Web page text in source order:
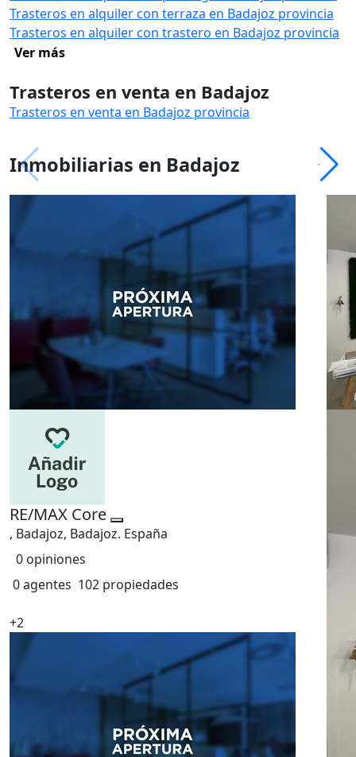
Trasteros en alquiler con terraza en Badajoz provincia
Trasteros en alquiler con trastero en Badajoz provincia
Ver más
Trasteros en venta en Badajoz
Trasteros en venta en Badajoz provincia
Inmobiliarias en Badajoz
RE/MAX Core
, Badajoz, Badajoz. España
0 opiniones
0 agentes 102 propiedades
+2